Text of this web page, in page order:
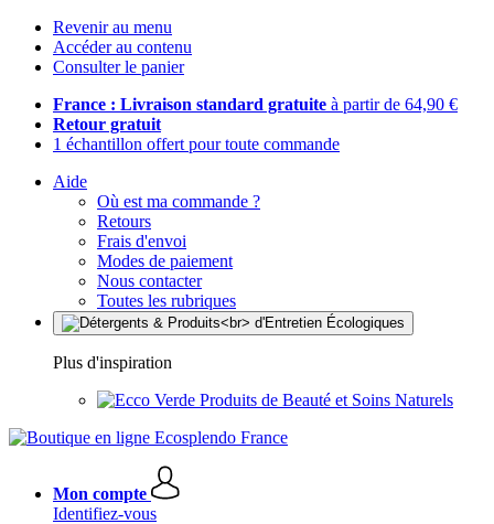
Revenir au menu
Accéder au contenu
Consulter le panier
France : Livraison standard gratuite à partir de 64,90 €
Retour gratuit
1 échantillon offert pour toute commande
Aide
Où est ma commande ?
Retours
Frais d'envoi
Modes de paiement
Nous contacter
Toutes les rubriques
Plus d'inspiration
Produits de Beauté et Soins Naturels
Mon compte
Identifiez-vous